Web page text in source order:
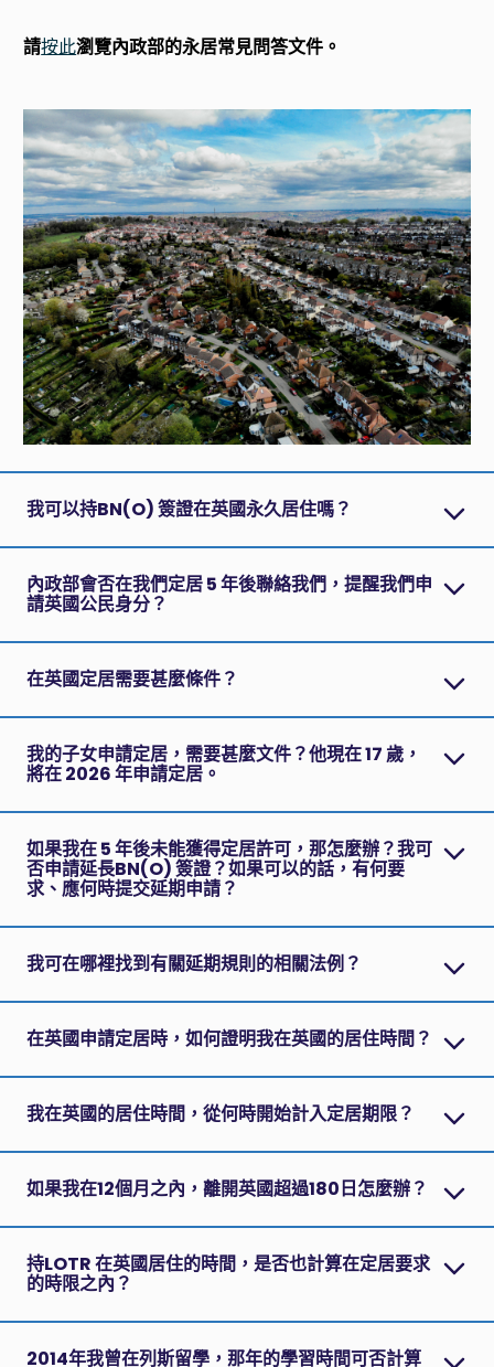
請按此瀏覽內政部的永居常見問答文件。
我可以持BN(O) 簽證在英國永久居住嗎？
內政部會否在我們定居 5 年後聯絡我們，提醒我們申
請英國公民身分？
在英國定居需要甚麼條件？
我的子女申請定居，需要甚麼文件？他現在 17 歲，
將在 2026 年申請定居。
如果我在 5 年後未能獲得定居許可，那怎麼辦？我可
否申請延長BN(O) 簽證？如果可以的話，有何要
求、應何時提交延期申請？
我可在哪裡找到有關延期規則的相關法例？
在英國申請定居時，如何證明我在英國的居住時間？
我在英國的居住時間，從何時開始計入定居期限？
如果我在12個月之內，離開英國超過180日怎麼辦？
持LOTR 在英國居住的時間，是否也計算在定居要求
的時限之內？
2014年我曾在列斯留學，那年的學習時間可否計算